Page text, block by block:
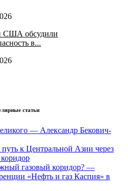
США обсудили
в...
статьи
— Александр Бекович-
к Центральной Азии через
газовый коридор? —
«Нефть и газ Каспия» в